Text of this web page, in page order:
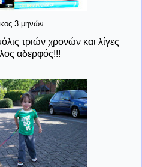
3 μηνών
τριών χρονών και λίγες
αδερφός!!!